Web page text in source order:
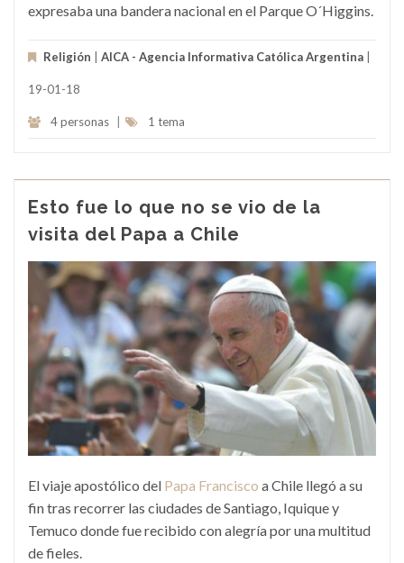
expresaba una bandera nacional en el Parque O´Higgins.
Religión AICA - Agencia Informativa Católica Argentina
19-01-18
4 personas 1 tema
Esto fue lo que no se vio de la
visita del Papa a Chile
El viaje apostólico del Papa Francisco a Chile llegó a su
fin tras recorrer las ciudades de Santiago, Iquique y
Temuco donde fue recibido con alegría por una multitud
de fieles.